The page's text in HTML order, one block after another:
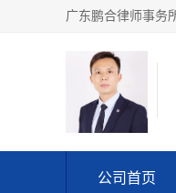
公司首页